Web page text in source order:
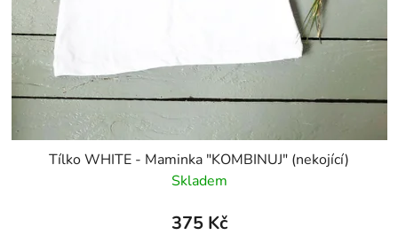
Tílko WHITE - Maminka "KOMBINUJ" (nekojící)
Skladem
375 Kč